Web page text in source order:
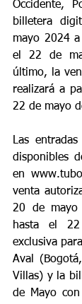
Occidente,
billetera
mayo 2024
el 22 de
último, la
realizará a
22 de mayo
Las
disponibles
en
venta
20 de mayo
hasta el
exclusiva
Aval
Villas) y la
de Mayo